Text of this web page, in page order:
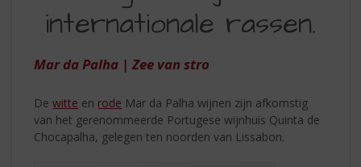
VAN
RASSEN
internationale rassen.
Mar da Palha | Zee van stro
Dewitte en rode Mar da Palha wijnen zijn afkomstig
van het gerenommeerde Portugese wijnhuis Quinta de
Chocapalha, gelegen ten noorden van Lissabon.